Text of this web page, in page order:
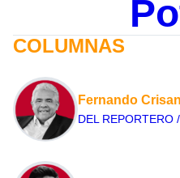
COLUMNAS
Fernando
DEL REPORTERO